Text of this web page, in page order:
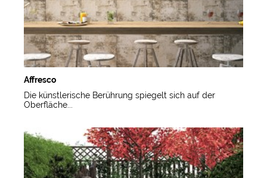
Affresco
Die künstlerische Berührung spiegelt sich auf der
Oberfläche...